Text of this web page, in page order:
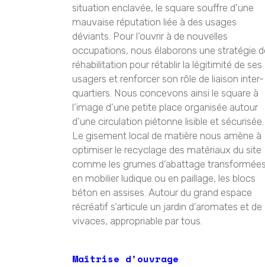
situation enclavée, le square souffre d’une
mauvaise réputation liée à des usages
déviants. Pour l’ouvrir à de nouvelles
occupations, nous élaborons une stratégie
réhabilitation pour rétablir la légitimité de ses
usagers et renforcer son rôle de liaison inter-
quartiers. Nous concevons ainsi le square à
l’image d’une petite place organisée autour
d’une circulation piétonne lisible et sécurisée.
Le gisement local de matière nous amène à
optimiser le recyclage des matériaux du site
comme les grumes d’abattage
en mobilier ludique ou en paillage, les blocs
béton en assises. Autour du grand espace
récréatif s’articule un jardin d’aromates et de
vivaces, appropriable par tous.
Maîtrise d'ouvrage